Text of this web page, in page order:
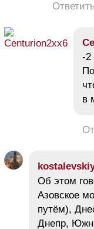
Ответить
-2
в
Об этом
Азовское
путём),
Днепр,